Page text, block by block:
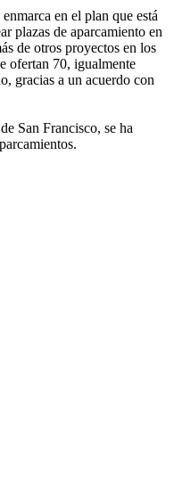
en el plan que está
plazas de aparcamiento en
de otros proyectos en los
ofertan 70, igualmente
gracias a un acuerdo con
San Francisco, se ha